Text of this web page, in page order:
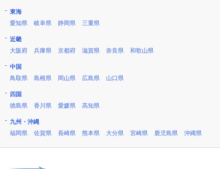
東海
愛知県
岐阜県 静岡県 三重県
近畿
大阪府
兵庫県 京都府 滋賀県 奈良県 和歌山県
中国
鳥取県
島根県 岡山県 広島県 山口県
四国
徳島県
香川県 愛媛県 高知県
九州・沖縄
福岡県
佐賀県 長崎県 熊本県 大分県 宮崎県 鹿児島県 沖縄県